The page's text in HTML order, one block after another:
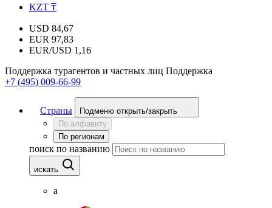
KZT ₸
USD 84,67
EUR 97,83
EUR/USD 1,16
Поддержка турагентов и частных лиц Поддержка
+7 (495) 009-66-99
Страны
Подменю открыть/закрыть
По алфавиту
По регионам
поиск по названию
искать
а